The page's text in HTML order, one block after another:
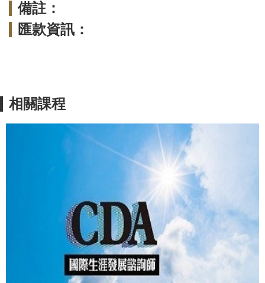
備註：
匯款資訊：
相關課程